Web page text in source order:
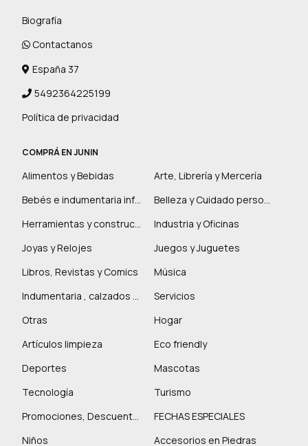
Biografía
Contactanos
España 37
5492364225199
Política de privacidad
COMPRÁ EN JUNIN
Alimentos y Bebidas
Arte, Librería y Mercería
Bebés e indumentaria infantil
Belleza y Cuidado personal
Herramientas y construcción
Industria y Oficinas
Joyas y Relojes
Juegos y Juguetes
Libros, Revistas y Comics
Música
Indumentaria , calzados y marroquinería
Servicios
Otras
Hogar
Artículos limpieza
Eco friendly
Deportes
Mascotas
Tecnología
Turismo
Promociones, Descuentos y más
FECHAS ESPECIALES
Niños
Accesorios en Piedras